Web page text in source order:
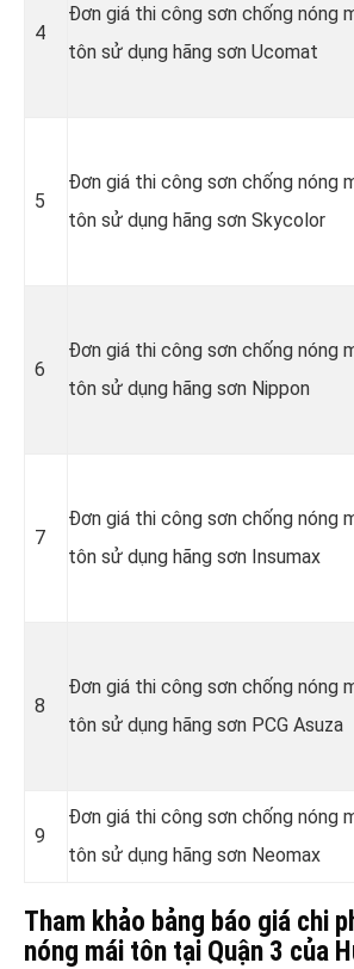
4
Đơn giá thi công sơn chống nóng
tôn sử dụng hãng sơn Ucomat
5
Đơn giá thi công sơn chống nóng
tôn sử dụng hãng sơn Skycolor
6
Đơn giá thi công sơn chống nóng
tôn sử dụng hãng sơn Nippon
7
Đơn giá thi công sơn chống nóng
tôn sử dụng hãng sơn Insumax
8
Đơn giá thi công sơn chống nóng
tôn sử dụng hãng sơn PCG Asuza
9
Đơn giá thi công sơn chống nóng
tôn sử dụng hãng sơn Neomax
Tham khảo bảng báo giá chi
nóng mái tôn tại Quận 3 của